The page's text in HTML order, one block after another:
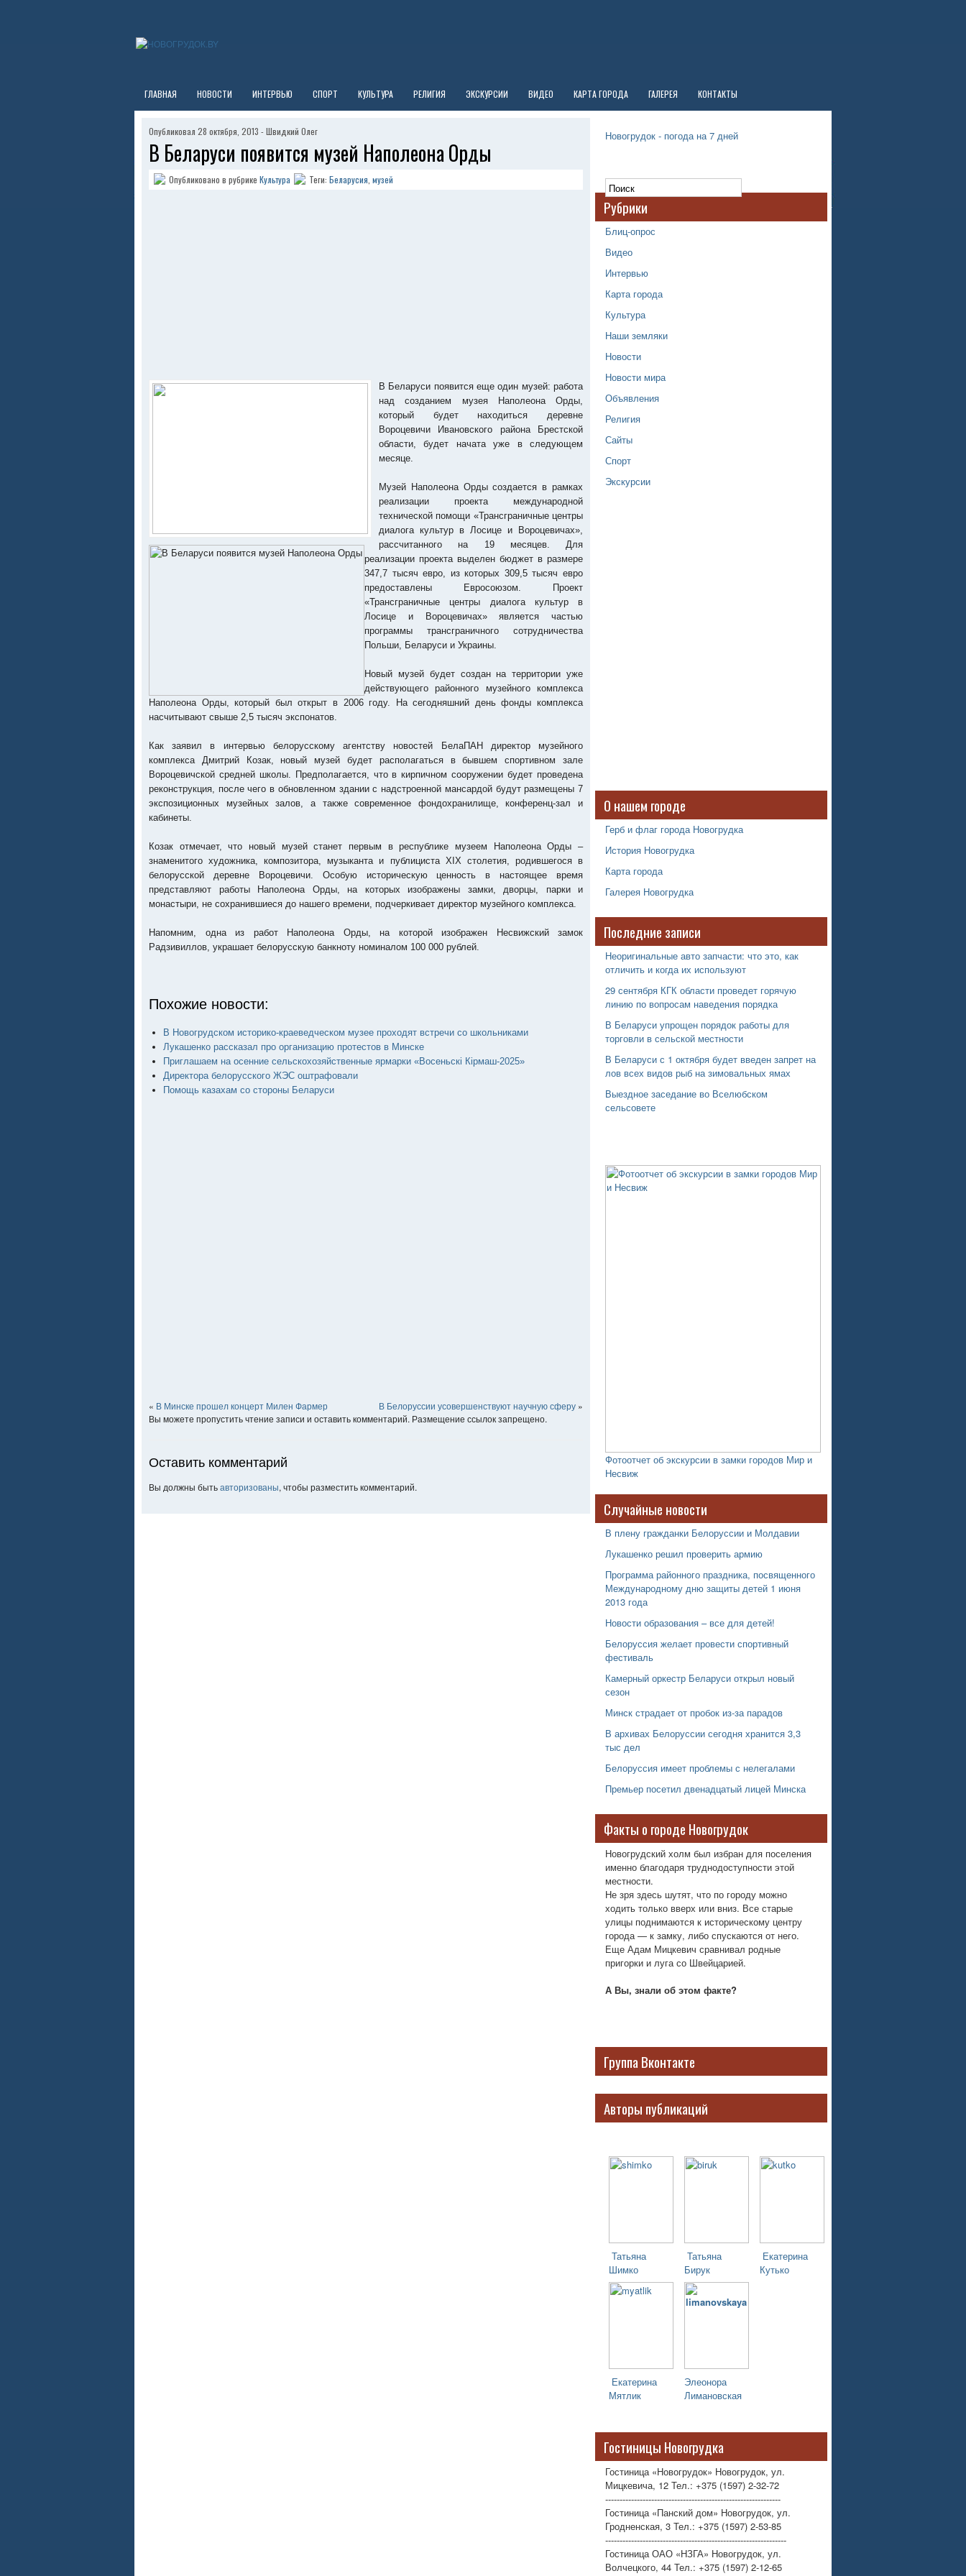
ГЛАВНАЯ НОВОСТИ ИНТЕРВЬЮ СПОРТ КУЛЬТУРА РЕЛИГИЯ ЭКСКУРСИИ ВИДЕО КАРТА ГОРОДА ГАЛЕРЕЯ КОНТАКТЫ
Опубликовал 28 октября, 2013 - Швидкий Олег
В Беларуси появится музей Наполеона Орды
Опубликовано в рубрике Культура Теги: Беларусия музей
В Беларуси появится еще один музей: работа
над созданием музея Наполеона Орды,
который будет находиться деревне
Вороцевичи Ивановского района Брестской
области, будет начата уже в следующем
месяце.
Музей Наполеона Орды создается в рамках
реализации проекта международной
технической помощи «Трансграничные центры
диалога культур в Лосице и Вороцевичах»,
рассчитанного на 19 месяцев. Для
реализации проекта выделен бюджет в размере
347,7 тысяч евро, из которых 309,5 тысяч евро
предоставлены Евросоюзом. Проект
«Трансграничные центры диалога культур в
Лосице и Вороцевичах» является частью
программы трансграничного сотрудничества
Польши, Беларуси и Украины.
Новый музей будет создан на территории уже
действующего районного музейного комплекса
Наполеона Орды, который был открыт в 2006 году. На сегодняшний день фонды комплекса
насчитывают свыше 2,5 тысяч экспонатов.
Как заявил в интервью белорусскому агентству новостей БелаПАН директор музейного
комплекса Дмитрий Козак, новый музей будет располагаться в бывшем спортивном зале
Вороцевичской средней школы. Предполагается, что в кирпичном сооружении будет проведена
реконструкция, после чего в обновленном здании с надстроенной мансардой будут размещены 7
экспозиционных музейных залов, а также современное фондохранилище, конференц-зал и
кабинеты.
Козак отмечает, что новый музей станет первым в республике музеем Наполеона Орды –
знаменитого художника, композитора, музыканта и публициста XIX столетия, родившегося в
белорусской деревне Вороцевичи. Особую историческую ценность в настоящее время
представляют работы Наполеона Орды, на которых изображены замки, дворцы, парки и
монастыри, не сохранившиеся до нашего времени, подчеркивает директор музейного комплекса.
Напомним, одна из работ Наполеона Орды, на которой изображен Несвижский замок
Радзивиллов, украшает белорусскую банкноту номиналом 100 000 рублей.
Похожие новости:
В Новогрудском историко-краеведческом музее проходят встречи со школьниками
Лукашенко рассказал про организацию протестов в Минске
Приглашаем на осенние сельскохозяйственные ярмарки «Восеньскi Кiрмаш-2025»
Директора белорусского ЖЭС оштрафовали
Помощь казахам со стороны Беларуси
« В Минске прошел концерт Милен Фармер В Белоруссии усовершенствуют научную сферу »
Вы можете пропустить чтение записи и оставить комментарий. Размещение ссылок запрещено.
Оставить комментарий
Вы должны бытьавторизованы, чтобы разместить комментарий.
Новогрудок - погода на 7 дней
Рубрики
Блиц-опрос
Видео
Интервью
Карта города
Культура
Наши земляки
Новости
Новости мира
Объявления
Религия
Сайты
Спорт
Экскурсии
О нашем городе
Герб и флаг города Новогрудка
История Новогрудка
Карта города
Галерея Новогрудка
Последние записи
Неоригинальные авто запчасти: что это, как
отличить и когда их используют
29 сентября КГК области проведет горячую
линию по вопросам наведения порядка
В Беларуси упрощен порядок работы для
торговли в сельской местности
В Беларуси с 1 октября будет введен запрет на
лов всех видов рыб на зимовальных ямах
Выездное заседание во Вселюбском
сельсовете
Фотоотчет об экскурсии в замки городов Мир и
Несвиж
Случайные новости
В плену гражданки Белоруссии и Молдавии
Лукашенко решил проверить армию
Программа районного праздника, посвященного
Международному дню защиты детей 1 июня
2013 года
Новости образования – все для детей!
Белоруссия желает провести спортивный
фестиваль
Камерный оркестр Беларуси открыл новый
сезон
Минск страдает от пробок из-за парадов
В архивах Белоруссии сегодня хранится 3,3
тыс дел
Белоруссия имеет проблемы с нелегалами
Премьер посетил двенадцатый лицей Минска
Факты о городе Новогрудок
Новогрудский холм был избран для поселения
именно благодаря труднодоступности этой
местности.
Не зря здесь шутят, что по городу можно
ходить только вверх или вниз. Все старые
улицы поднимаются к историческому центру
города — к замку, либо спускаются от него.
Еще Адам Мицкевич сравнивал родные
пригорки и луга со Швейцарией.
А Вы, знали об этом факте?
Группа Вконтакте
Авторы публикаций
Татьяна
Шимко
Татьяна
Бирук
Екатерина
Кутько
Екатерина
Мятлик
Элеонора
Лимановская
Гостиницы Новогрудка
Гостиница «Новогрудок» Новогрудок, ул.
Мицкевича, 12 Тел.: +375 (1597) 2-32-72
-------------------------------------------------------------
Гостиница «Панский дом» Новогрудок, ул.
Гродненская, 3 Тел.: +375 (1597) 2-53-85
---------------------------------------------------------------
Гостиница ОАО «НЗГА» Новогрудок, ул.
Волчецкого, 44 Тел.: +375 (1597) 2-12-65